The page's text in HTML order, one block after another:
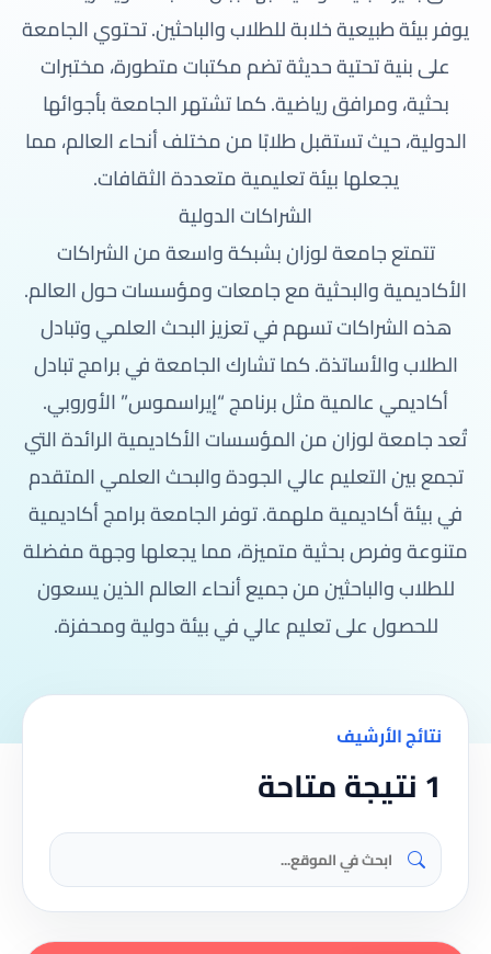
يوفر بيئة طبيعية خلابة للطلاب والباحثين. تحتوي الجامعة
على بنية تحتية حديثة تضم مكتبات متطورة، مختبرات
بحثية، ومرافق رياضية. كما تشتهر الجامعة بأجوائها
الدولية، حيث تستقبل طلابًا من مختلف أنحاء العالم، مما
يجعلها بيئة تعليمية متعددة الثقافات.
الشراكات الدولية
تتمتع جامعة لوزان بشبكة واسعة من الشراكات
الأكاديمية والبحثية مع جامعات ومؤسسات حول العالم.
هذه الشراكات تسهم في تعزيز البحث العلمي وتبادل
الطلاب والأساتذة. كما تشارك الجامعة في برامج تبادل
أكاديمي عالمية مثل برنامج “إيراسموس” الأوروبي.
تُعد جامعة لوزان من المؤسسات الأكاديمية الرائدة التي
تجمع بين التعليم عالي الجودة والبحث العلمي المتقدم
في بيئة أكاديمية ملهمة. توفر الجامعة برامج أكاديمية
متنوعة وفرص بحثية متميزة، مما يجعلها وجهة مفضلة
للطلاب والباحثين من جميع أنحاء العالم الذين يسعون
للحصول على تعليم عالي في بيئة دولية ومحفزة.
نتائج الأرشيف
1 نتيجة متاحة